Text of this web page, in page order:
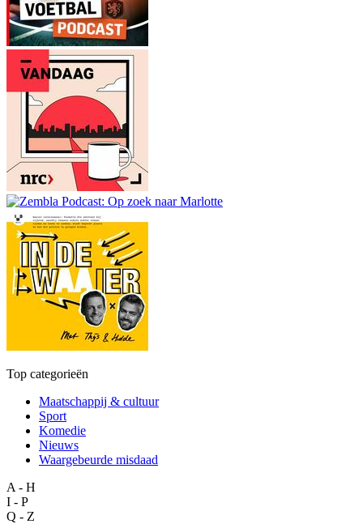
Top categorieën
Maatschappij & cultuur
Sport
Komedie
Nieuws
Waargebeurde misdaad
A - H
I - P
Q - Z